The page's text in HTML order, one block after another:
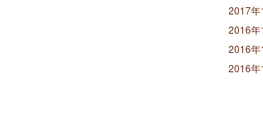
2017年
2016年
2016年
2016年